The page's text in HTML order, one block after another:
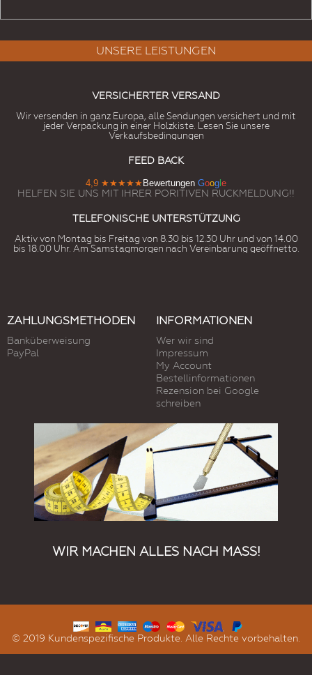
UNSERE LEISTUNGEN
VERSICHERTER VERSAND
Wir versenden in ganz Europa, alle Sendungen versichert und mit
jeder Verpackung in einer Holzkiste. Lesen Sie unsere
Verkaufsbedingungen
FEED BACK
4,9 ★★★★★ Bewertungen Goog e
HELFEN SIE UNS MIT IHRER PORITIVEN RUCKMELDUNG!!
TELEFONISCHE UNTERSTÜTZUNG
Aktiv von Montag bis Freitag von 8.30 bis 12.30 Uhr und von 14.00
bis 18.00 Uhr. Am Samstagmorgen nach Vereinbarung geöffnetto.
ZAHLUNGSMETHODEN
Banküberweisung
PayPal
INFORMATIONEN
Wer wir sind
Impressum
My Account
Bestellinformationen
Rezension bei Google
schreiben
WIR MACHEN ALLES NACH MASS!
© 2019 Kundenspezifische Produkte. Alle Rechte vorbehalten.